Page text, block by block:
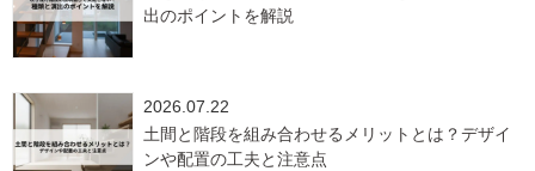
出のポイントを解説
2026.07.22
土間と階段を組み合わせるメリットとは？デザイ
ンや配置の工夫と注意点